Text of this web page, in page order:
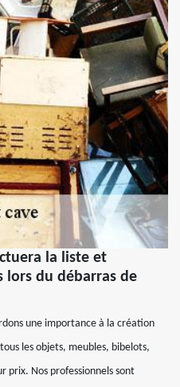
la liste et
lors du débarras de
une importance à la création
les objets, meubles, bibelots,
prix. Nos professionnels sont